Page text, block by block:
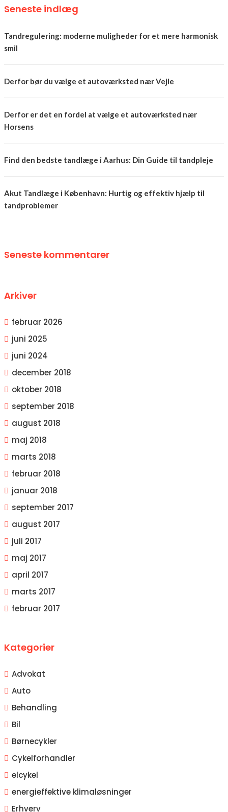
Seneste indlæg
Tandregulering: moderne muligheder for et mere harmonisk
smil
Derfor bør du vælge et autoværksted nær Vejle
Derfor er det en fordel at vælge et autoværksted nær
Horsens
Find den bedste tandlæge i Aarhus: Din Guide til tandpleje
Akut Tandlæge i København: Hurtig og effektiv hjælp til
tandproblemer
Seneste kommentarer
Arkiver
februar 2026
juni 2025
juni 2024
december 2018
oktober 2018
september 2018
august 2018
maj 2018
marts 2018
februar 2018
januar 2018
september 2017
august 2017
juli 2017
maj 2017
april 2017
marts 2017
februar 2017
Kategorier
Advokat
Auto
Behandling
Bil
Børnecykler
Cykelforhandler
elcykel
energieffektive klimaløsninger
Erhverv